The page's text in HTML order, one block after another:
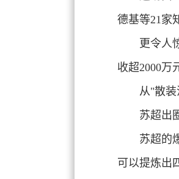
德基等21家
更令人
收超2000万
从"散装
苏超出
苏超的
可以提炼出